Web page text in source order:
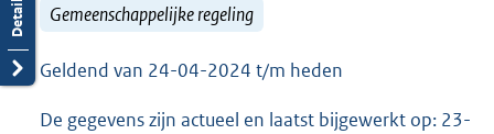
Gemeenschappelijke regeling
Geldend van 24-04-2024 t/m heden
De gegevens zijn actueel en laatst bijgewerkt op: 23-